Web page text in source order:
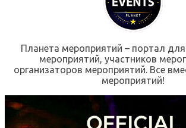
Планета мероприятий – портал
мероприятий, участников
организаторов мероприятий. Все
мероприятий!